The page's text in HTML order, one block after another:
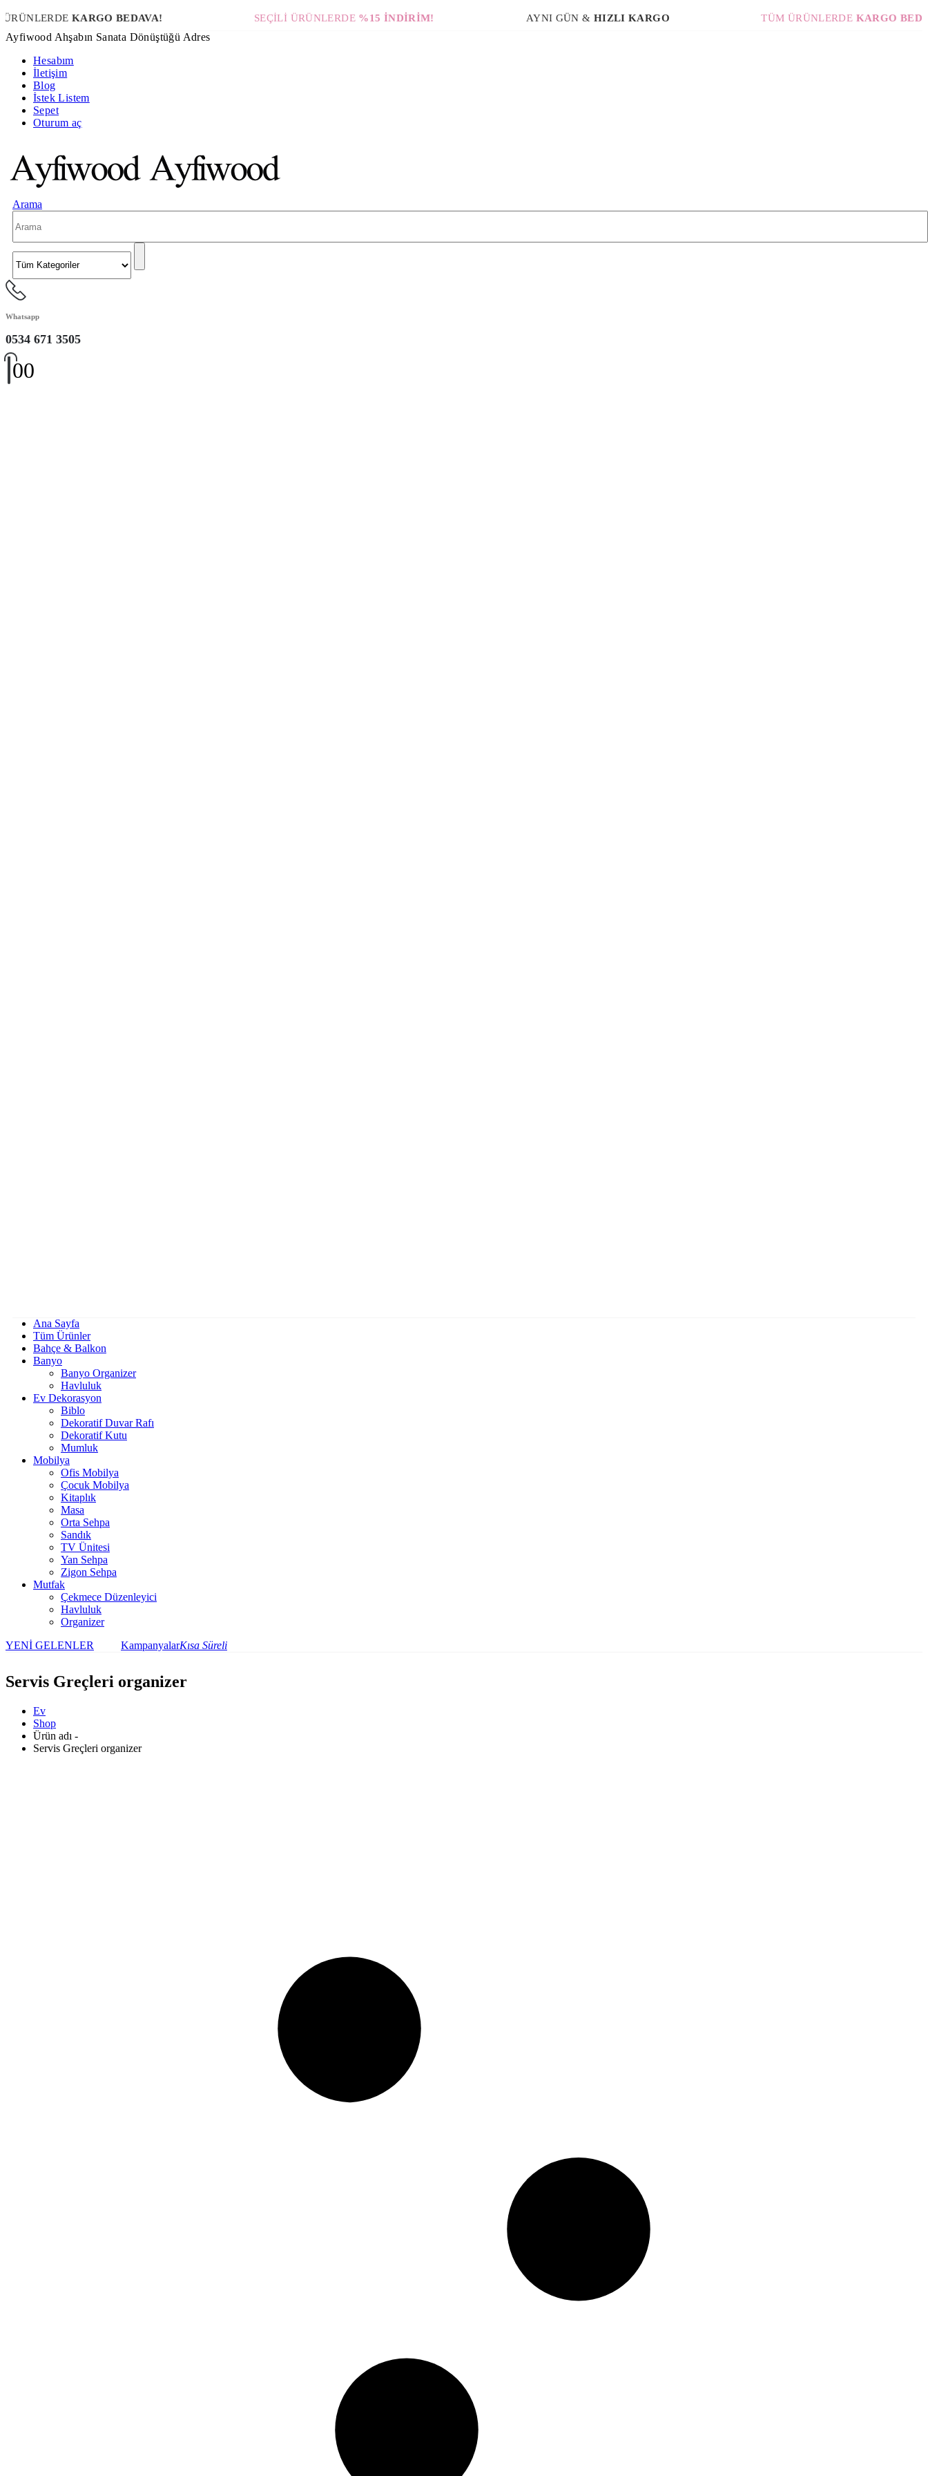
KARGO BEDAVA! SEÇİLİ ÜRÜNLERDE%15 İNDİRİM! AYNI GÜN &HIZLI KARGO TÜM ÜRÜNLERDEKARGO BEDAVA!
Ayfiwood Ahşabın Sanata Dönüştüğü Adres
Hesabım
İletişim
Blog
İstek Listem
Sepet
Oturum aç
Arama
Whatsapp
0534 671 3505
00
Ana Sayfa
Tüm Ürünler
Bahçe & Balkon
Banyo
Banyo Organizer
Havluluk
Ev Dekorasyon
Biblo
Dekoratif Duvar Rafı
Dekoratif Kutu
Mumluk
Mobilya
Ofis Mobilya
Çocuk Mobilya
Kitaplık
Masa
Orta Sehpa
Sandık
TV Ünitesi
Yan Sehpa
Zigon Sehpa
Mutfak
Çekmece Düzenleyici
Havluluk
Organizer
YENİ GELENLER
KampanyalarKısa Süreli
Servis Greçleri organizer
Ev
Shop
Ürün adı -
Servis Greçleri organizer